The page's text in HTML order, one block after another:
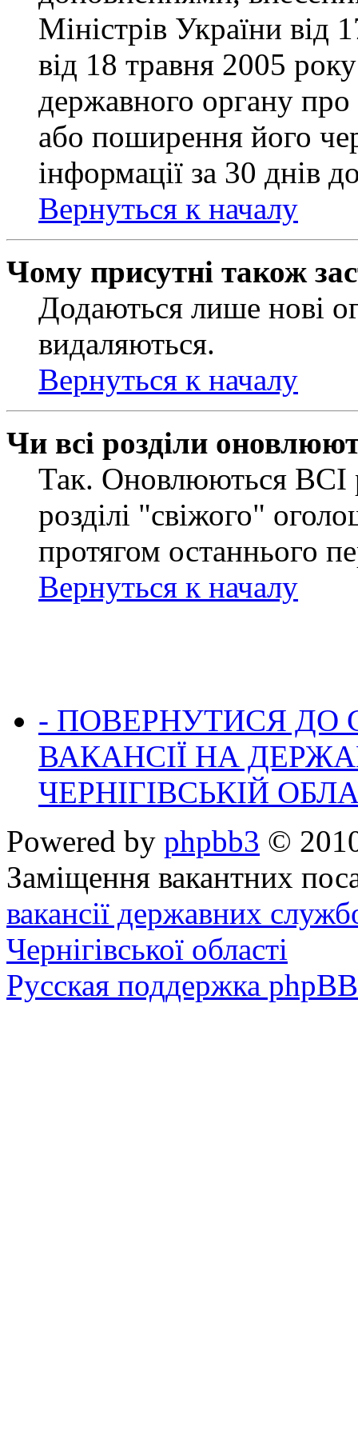
Міністрів України від
від 18 травня 2005
державного органу
або поширення його
інформації за 30 днів
Вернуться к началу
Чому присутні також
Додаються лише нові
видаляються.
Вернуться к началу
Чи всі розділи
Так. Оновлюються ВСІ
розділі "свіжого"
протягом останнього
Вернуться к началу
- ПОВЕРНУТИСЯ ДО
ВАКАНСІЇ НА
ЧЕРНІГІВСЬКІЙ
Powered by phpbb3 ©
Заміщення вакантних
вакансії державних
Чернігівської області
Русская поддержка phpBB